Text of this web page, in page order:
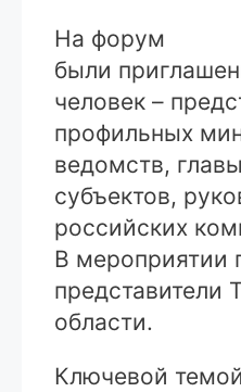
На форум
были
человек –
профильных
ведомств, главы
субъектов,
российских
В мероприятии
представители
области.
Ключевой